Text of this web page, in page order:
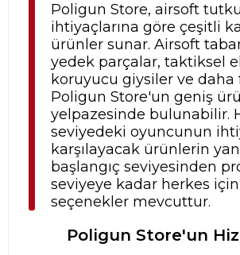
Poligun Store, airsoft
ihtiyaçlarına göre çeşitli
ürünler sunar. Airsoft
yedek parçalar, taktiksel
koruyucu giysiler ve daha
Poligun Store'un geniş
yelpazesinde bulunabilir.
seviyedeki oyuncunun
karşılayacak ürünlerin
başlangıç seviyesinden
seviyeye kadar herkes
seçenekler mevcuttur.
Poligun Store'un